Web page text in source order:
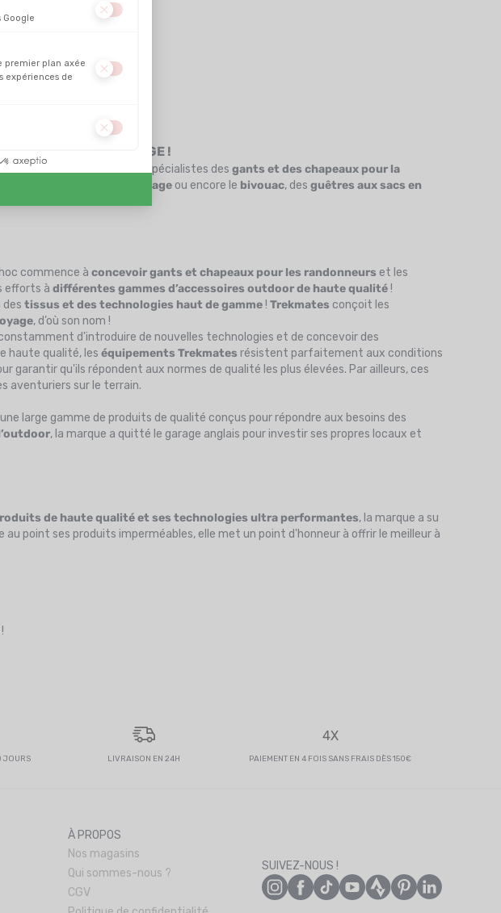
DE VOYAGE !
sports outdoor ! D'abord spécialistes des gants et des chapeaux pour la
pour la randonnée , le voyage ou encore le bivouac, des guêtres aux sacs en
commence à concevoir gants et chapeaux pour les randonneurs et les
efforts à différentes gammes d’accessoires outdoor de haute qualité !
des tissus et des technologies haut de gamme ! Trekmates conçoit les
, d’où son nom !
d'introduire de nouvelles technologies et de concevoir des
haute qualité, les équipements Trekmates résistent parfaitement aux conditions
qu'ils répondent aux normes de qualité les plus élevées. Par ailleurs, ces
aventuriers sur le terrain.
large gamme de produits de qualité conçus pour répondre aux besoins des
, la marque a quitté le garage anglais pour investir ses propres locaux et
de haute qualité et ses technologies ultra performantes, la marque a su
au point ses produits imperméables, elle met un point d'honneur à offrir le meilleur à
JOURS LIVRAISON EN 24H
4X
PAIEMENT EN 4 FOIS SANS FRAIS DÈS 150€
À PROPOS
Nos magasins
Qui sommes-nous ?
CGV
SUIVEZ-NOUS !